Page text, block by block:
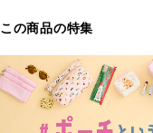
この商品の特集